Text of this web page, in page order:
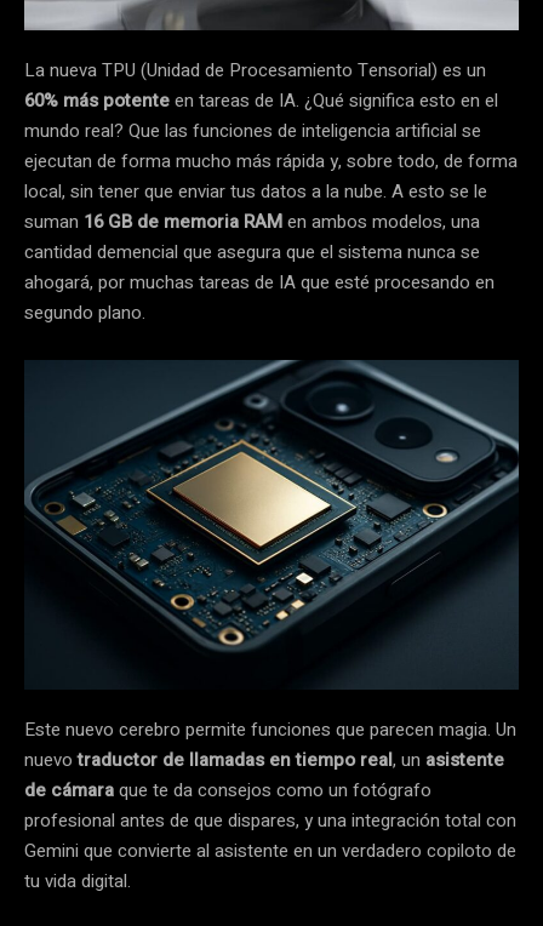
La nueva TPU (Unidad de Procesamiento Tensorial) es un
60% más potenteen tareas de IA. ¿Qué significa esto en el
mundo real? Que las funciones de inteligencia artificial se
ejecutan de forma mucho más rápida y, sobre todo, de forma
local, sin tener que enviar tus datos a la nube. A esto se le
suman 16 GB de memoria RAMen ambos modelos, una
cantidad demencial que asegura que el sistema nunca se
ahogará, por muchas tareas de IA que esté procesando en
segundo plano.
Este nuevo cerebro permite funciones que parecen magia. Un
nuevotraductor de llamadas en tiempo real, un asistente
de cámaraque te da consejos como un fotógrafo
profesional antes de que dispares, y una integración total con
Gemini que convierte al asistente en un verdadero copiloto de
tu vida digital.